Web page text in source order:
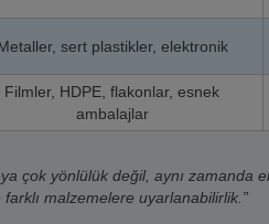
sert plastikler, elektronik
Filmler, HDPE, flakonlar, esnek
ambalajlar
çok yönlülük değil, aynı zamanda
malzemelere uyarlanabilirlik.”